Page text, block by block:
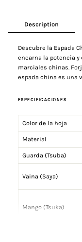
Description
Descubre la Espada
encarna la potencia
marciales chinas.
espada china es una
ESPECIFICACIONES
Color de la hoja
Material
Guarda (Tsuba)
Vaina (Saya)
Mango (Tsuka)